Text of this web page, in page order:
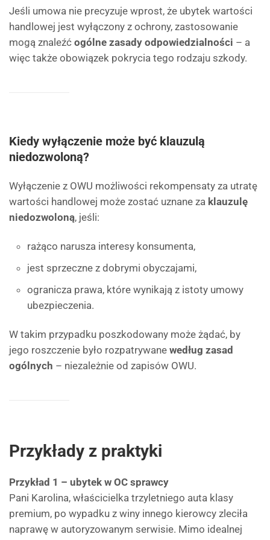
Jeśli umowa nie precyzuje wprost, że ubytek wartości
handlowej jest wyłączony z ochrony, zastosowanie
mogą znaleźć ogólne zasady odpowiedzialności – a
więc także obowiązek pokrycia tego rodzaju szkody.
Kiedy wyłączenie może być klauzulą
niedozwoloną?
Wyłączenie z OWU możliwości rekompensaty za utratę
wartości handlowej może zostać uznane za klauzulę
niedozwoloną, jeśli:
rażąco narusza interesy konsumenta,
jest sprzeczne z dobrymi obyczajami,
ogranicza prawa, które wynikają z istoty umowy
ubezpieczenia.
W takim przypadku poszkodowany może żądać, by
jego roszczenie było rozpatrywane według zasad
ogólnych – niezależnie od zapisów OWU.
Przykłady z praktyki
Przykład 1 – ubytek w OC sprawcy
Pani Karolina, właścicielka trzyletniego auta klasy
premium, po wypadku z winy innego kierowcy zleciła
naprawę w autoryzowanym serwisie. Mimo idealnej